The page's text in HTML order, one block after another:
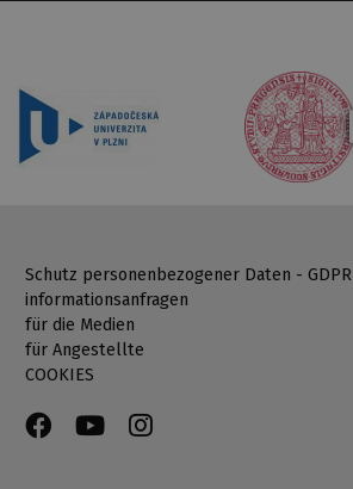
Schutz personenbezogener Daten - GDPR
informationsanfragen
für die Medien
für Angestellte
COOKIES